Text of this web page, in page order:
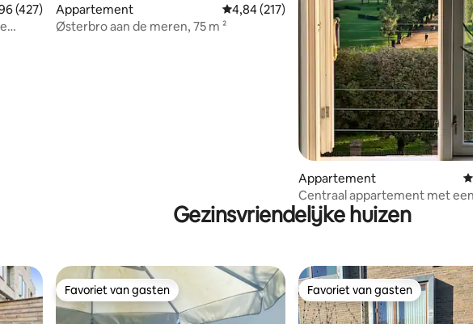
beoordeling van 4,96 uit 5, 427 recensies
(427)
Appartement Gemiddelde beoordeling van 4,84 uit 5, 217
4,84 (217)
Østerbro aan de meren, 75 m ²
Appartement
Centraal appartement met
uitzicht
Gezinsvriendelijke huizen
Favoriet van gasten
Favoriet van gasten Favoriet van gasten
Favoriet van gasten